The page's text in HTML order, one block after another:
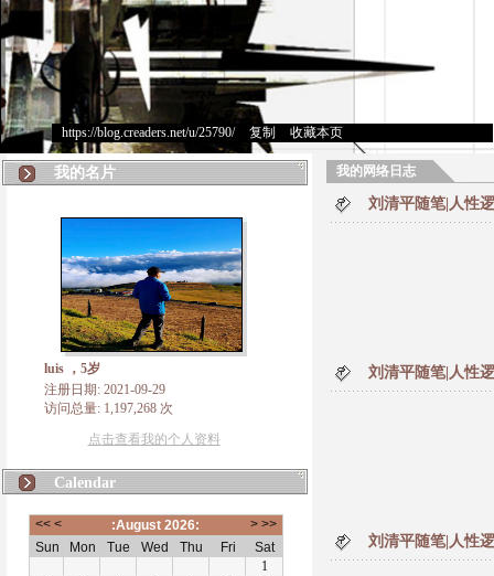
https://blog.creaders.net/u/25790/> 复制 收藏本页
我的名片
luis ，5岁
注册日期: 2021-09-29
访问总量: 1,197,268 次
点击查看我的个人资料
Calendar
我的网络日志
刘清平随笔|人性
刘清平随笔|人性
刘清平随笔|人性